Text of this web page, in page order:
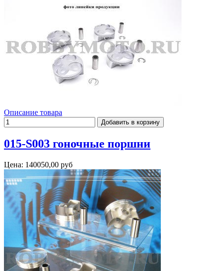
Описание товара
015-S003 гоночные поршни
Цена: 140050,00 руб